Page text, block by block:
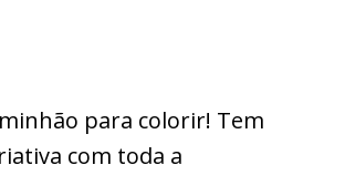
para colorir! Tem
com toda a